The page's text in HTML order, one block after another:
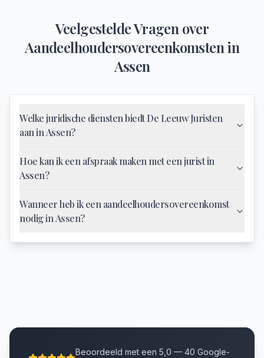
Veelgestelde Vragen over
Aandeelhoudersovereenkomstenin
Assen
Welke juridische diensten biedt De Leeuw Juristen
aan in Assen?
Hoe kan ik een afspraak maken met een jurist in
Assen?
Wanneer heb ik een aandeelhoudersovereenkomst
nodig in Assen?
Beoordeeld met een 5,0 — 40 Google-